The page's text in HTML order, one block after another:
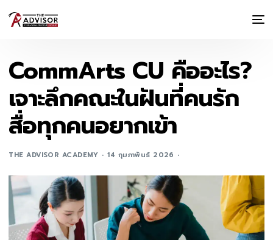
CommArts CU คืออะไร?
เจาะลึกคณะในฝันที่คนรัก
สื่อทุกคนอยากเข้า
THE ADVISOR ACADEMY 14 กุมภาพันธ์ 2026